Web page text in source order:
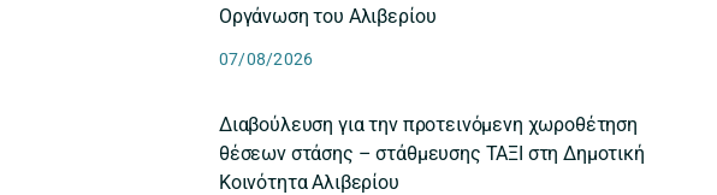
Οργάνωση του Αλιβερίου
07/08/2026
Διαβούλευση για την προτεινόμενη χωροθέτηση
θέσεων στάσης – στάθμευσης ΤΑΞΙ στη Δημοτική
Κοινότητα Αλιβερίου